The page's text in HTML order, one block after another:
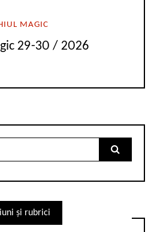
MAGIC
29-30 / 2026
și rubrici